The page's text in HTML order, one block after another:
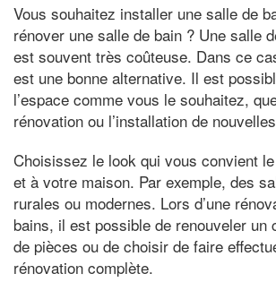
Vous souhaitez installer une salle de
rénover une salle de bain ? Une salle
est souvent très coûteuse. Dans ce
est une bonne alternative. Il est
l’espace comme vous le souhaitez,
rénovation ou l’installation de
Choisissez le look qui vous convient
et à votre maison. Par exemple, des
rurales ou modernes. Lors d’une
bains, il est possible de renouveler un
de pièces ou de choisir de faire
rénovation complète.